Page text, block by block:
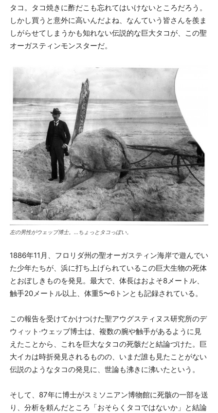
タコ。タコ焼きに酢だこも忘れてはいけないところだろう。
しかし買うと意外に高いんだよね、なんていう皆さんを羨ま
しがらせてしまうかも知れない伝説的な巨大タコが、この聖
オーガスティンモンスターだ。
左の男性がウェッブ博士。…ちょっとタコっぽい。
1886年11月、フロリダ州の聖オーガスティン海岸で遊んでい
た少年たちが、浜に打ち上げられているこの巨大生物の死体
とおぼしきものを発見。最大で、体長はおよそ8メートル、
触手20メートル以上、体重5〜6トンとも記録されている。
この報告を受けてかけつけた聖アウグスティヌス研究所のデ
ウィット·ウェッブ博士は、複数の腕や触手があるように見
えたことから、これを巨大なタコの死骸だと結論づけた。巨
大イカは時折発見されるものの、いまだ誰も見たことがない
伝説のようなタコの発見に、世論も沸きに沸いたという。
そして、87年に博士がスミソニアン博物館に死骸の一部を送
り、分析を頼んだところ「おそらくタコではないか」と結論